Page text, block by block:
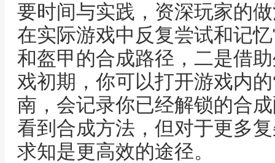
要时间与实践，资深玩家的
在实际游戏中反复尝试和记
和盔甲的合成路径，二是借
戏初期，你可以打开游戏内
南，会记录你已经解锁的合
看到合成方法，但对于更多
求知是更高效的途径。